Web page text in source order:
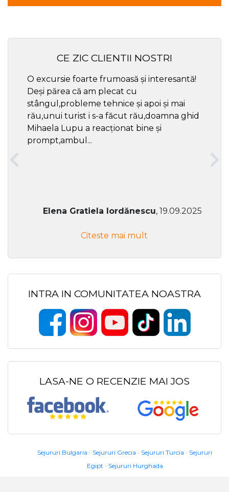
CE ZIC CLIENTII NOSTRI
O excursie foarte frumoasă și interesantă!
Deși părea că am plecat cu
stângul,probleme tehnice și apoi și mai
rău,unui turist i s-a făcut rău,doamna ghid
Mihaela Lupu a reacționat bine și
prompt,ambul...
Elena Gratiela Iordănescu, 19.09.2025
Citeste mai mult
INTRA IN COMUNITATEA NOASTRA
LASA-NE O RECENZIE MAI JOS
Sejururi Bulgaria Sejururi Grecia Sejururi Turcia
Sejururi
Egipt
Sejururi Hurghada